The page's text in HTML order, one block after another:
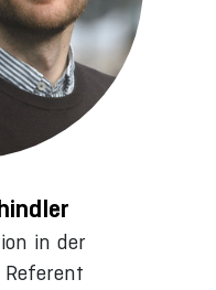
in der
Referent